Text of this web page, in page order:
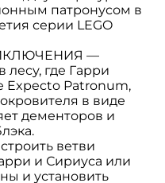
патронусом в
серии LEGO
—
лесу, где Гарри
Expecto Patronum,
в виде
дементоров и
ветви
и Сириуса или
и установить